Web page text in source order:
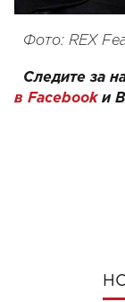
Фото: REX
Следите за
в Facebookи